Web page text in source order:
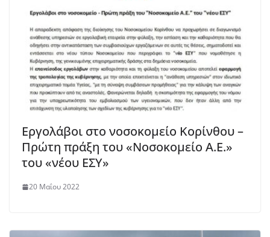
Εργολάβοι στο νοσοκομείο Κορίνθου –
Πρώτη πράξη του «Νοσοκομείο Α.Ε.»
του «νέου ΕΣΥ»
20 Μαΐου 2022